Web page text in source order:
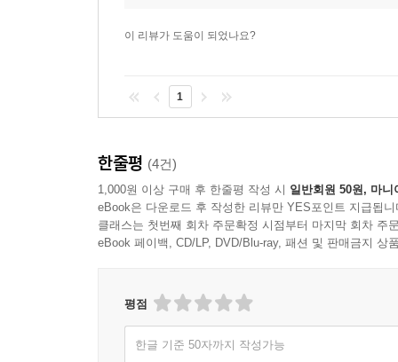
이 리뷰가 도움이 되었나요?
1
한줄평 (4건)
1,000원 이상 구매 후 한줄평 작성 시 일반회원 50원, 마니
eBook은 다운로드 후 작성한 리뷰만 YES포인트 지급됩니
클래스는 첫번째 회차 주문확정 시점부터 마지막 회차 주
eBook 페이백, CD/LP, DVD/Blu-ray, 패션 및 판매금지 상
평점
한글 기준 50자까지 작성가능